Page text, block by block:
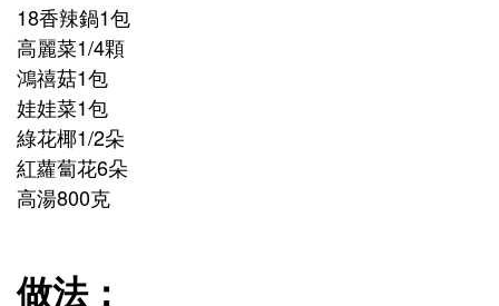
18香辣鍋1包
高麗菜1/4顆
鴻禧菇1包
娃娃菜1包
綠花椰1/2朵
紅蘿蔔花6朵
高湯800克
做法：